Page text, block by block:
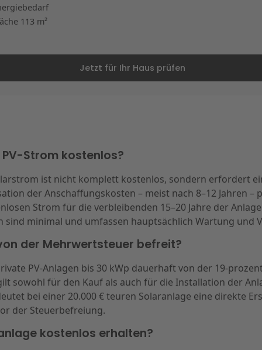
113 m²
Jetzt für Ihr Haus prüfen
Strom kostenlos?
ist nicht komplett kostenlos, sondern erfordert
der Anschaffungskosten – meist nach 8–12 Jahren –
Strom für die verbleibenden 15–20 Jahre der
sind minimal und umfassen hauptsächlich Wartung und
der Mehrwertsteuer befreit?
PV-Anlagen bis 30 kWp dauerhaft von der 19-
sowohl für den Kauf als auch für die Installation der
bei einer 20.000 € teuren Solaranlage eine direkte
der Steuerbefreiung.
kostenlos erhalten?